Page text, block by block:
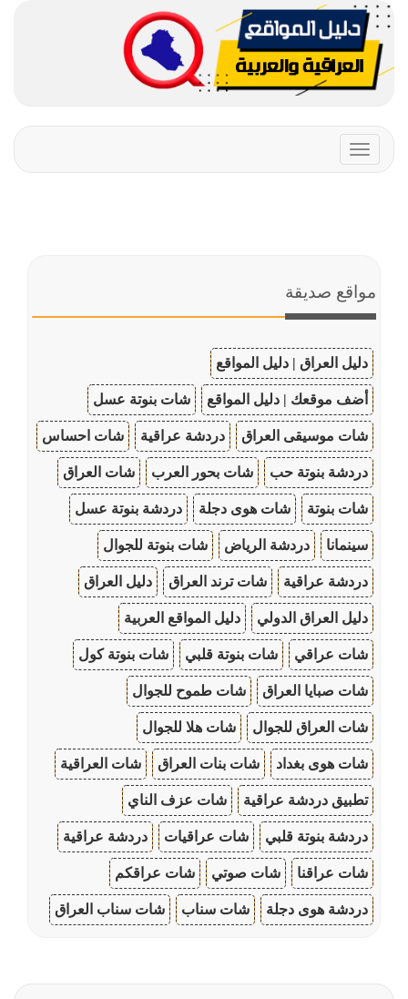
Toggle
navigation
مواقع صديقة
دليل العراق | دليل المواقع
أضف موقعك | دليل المواقع شات بنوتة عسل
شات موسيقى العراق دردشة عراقية شات احساس
دردشة بنوتة حب شات بحور العرب شات العراق
شات بنوتة شات هوى دجلة دردشة بنوتة عسل
سينمانا دردشة الرياض شات بنوتة للجوال
دردشة عراقية شات ترند العراق دليل العراق
دليل العراق الدولي دليل المواقع العربية
شات عراقي شات بنوتة قلبي شات بنوتة كول
شات صبايا العراق شات طموح للجوال
شات العراق للجوال شات هلا للجوال
شات هوى بغداد شات بنات العراق شات العراقية
تطبيق دردشة عراقية شات عزف الناي
دردشة بنوتة قلبي شات عراقيات دردشة عراقية
شات عراقنا شات صوتي شات عراقكم
دردشة هوى دجلة شات سناب شات سناب العراق